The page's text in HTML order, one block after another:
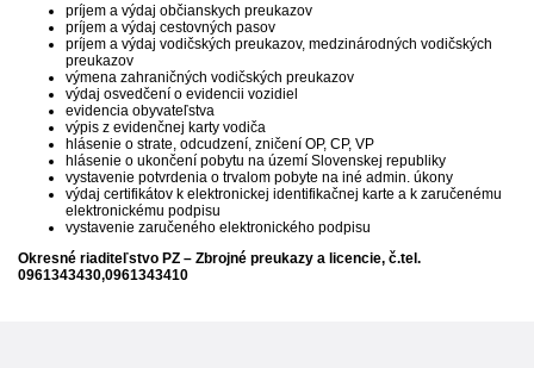
príjem a výdaj občianskych preukazov
príjem a výdaj cestovných pasov
príjem a výdaj vodičských preukazov, medzinárodných vodičských
preukazov
výmena zahraničných vodičských preukazov
výdaj osvedčení o evidencii vozidiel
evidencia obyvateľstva
výpis z evidenčnej karty vodiča
hlásenie o strate, odcudzení, zničení OP, CP, VP
hlásenie o ukončení pobytu na území Slovenskej republiky
vystavenie potvrdenia o trvalom pobyte na iné admin. úkony
výdaj certifikátov k elektronickej identifikačnej karte a k zaručenému
elektronickému podpisu
vystavenie zaručeného elektronického podpisu
Okresné riaditeľstvo PZ – Zbrojné preukazy a licencie, č.tel.
0961343430,0961343410